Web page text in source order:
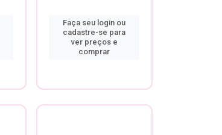
Faça seu login ou
cadastre-se para
ver preços e
comprar